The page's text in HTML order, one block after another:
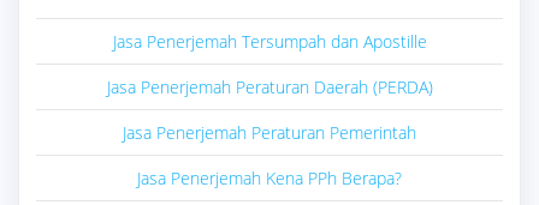
Jasa Penerjemah Tersumpah dan Apostille
Jasa Penerjemah Peraturan Daerah (PERDA)
Jasa Penerjemah Peraturan Pemerintah
Jasa Penerjemah Kena PPh Berapa?